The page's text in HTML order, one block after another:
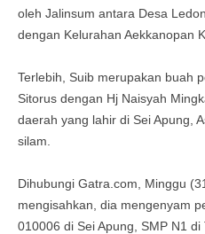
oleh Jalinsum antara Desa
dengan Kelurahan Aekkanopan
Terlebih, Suib merupakan buah
Sitorus dengan Hj Naisyah
daerah yang lahir di Sei Apung,
silam.
Dihubungi Gatra.com, Minggu
mengisahkan, dia mengenyam
010006 di Sei Apung, SMP N1